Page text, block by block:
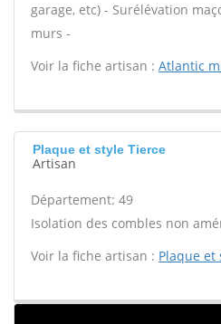
garage, etc) - Surélévation
murs -
Voir la fiche artisan : Atlantic
Plaque et style Tierce
Artisan
Département: 49
Isolation des combles non
Voir la fiche artisan : Plaque et